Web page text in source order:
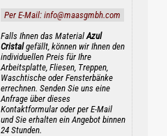
Per E-Mail: info@maasgmbh.com
Falls Ihnen das Material Azul
Cristalgefällt, können wir Ihnen den
individuellen Preis für Ihre
Arbeitsplatte, Fliesen, Treppen,
Waschtische oder Fensterbänke
errechnen. Senden Sie uns eine
Anfrage über dieses
Kontaktformular oder per E-Mail
und Sie erhalten ein Angebot binnen
24 Stunden.